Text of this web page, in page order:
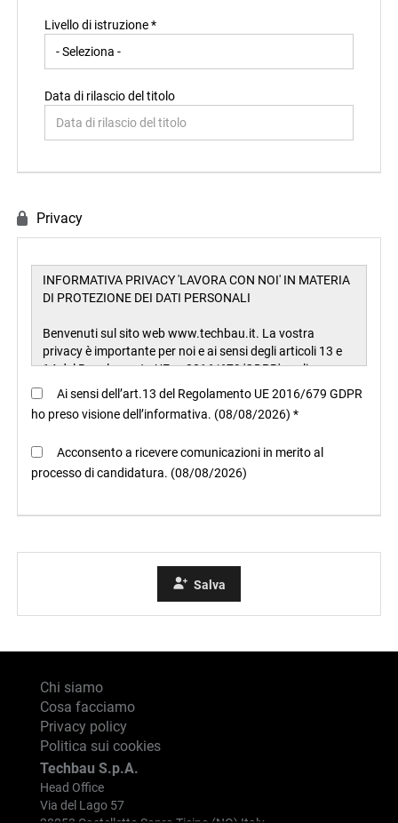
Livello di istruzione *
Data di rilascio del titolo
Privacy
Ai sensi dell’art.13 del Regolamento UE 2016/679 GDPR
ho preso visione dell’informativa. (08/08/2026) *
Acconsento a ricevere comunicazioni in merito al
processo di candidatura. (08/08/2026)
Salva
Chi siamo
Cosa facciamo
Privacy policy
Politica sui cookies
Techbau S.p.A.
Head Office
Via del Lago 57